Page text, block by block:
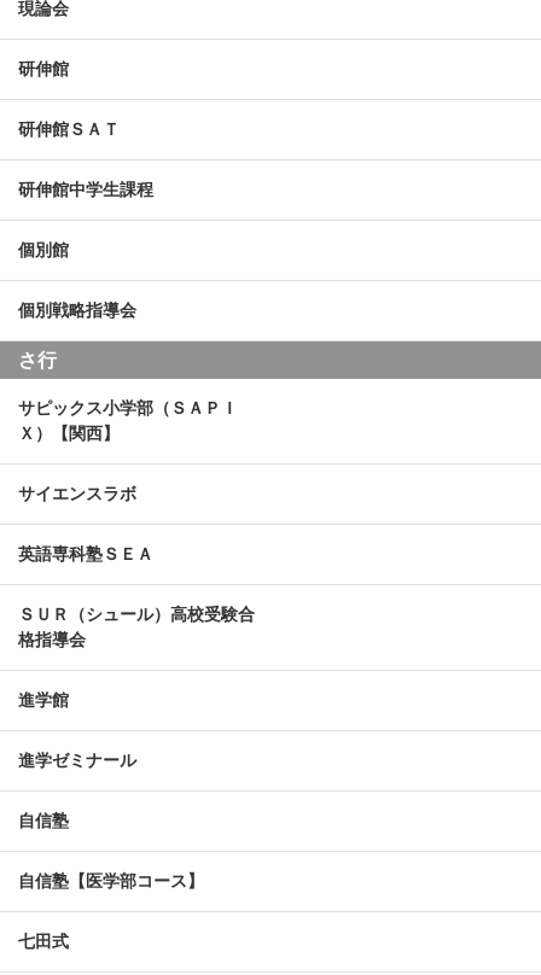
現論会
研伸館
研伸館ＳＡＴ
研伸館中学生課程
個別館
個別戦略指導会
さ行
サピックス小学部（ＳＡＰＩ
Ｘ）【関西】
サイエンスラボ
英語専科塾ＳＥＡ
ＳＵＲ（シュール）高校受験合
格指導会
進学館
進学ゼミナール
自信塾
自信塾【医学部コース】
七田式